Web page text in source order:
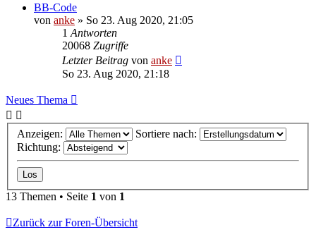
BB-Code
von anke » So 23. Aug 2020, 21:05
1 Antworten
20068 Zugriffe
Letzter Beitrag von anke
So 23. Aug 2020, 21:18
Neues Thema
Anzeigen:
Sortiere nach:
Richtung:
13 Themen • Seite 1 von 1
Zurück zur Foren-Übersicht